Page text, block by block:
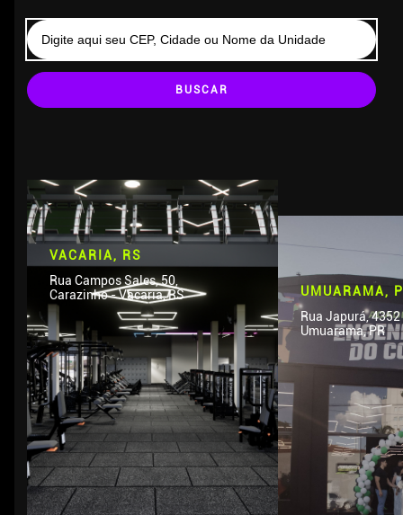
BUSCAR
VACARIA, RS
Rua Campos Sales, 50,
Carazinho - Vacaria, RS
UMUARAMA,
Rua Japurá, 4352
Umuarama, PR